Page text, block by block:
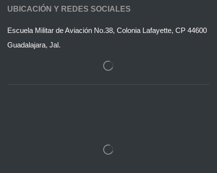
UBICACIÓN Y REDES SOCIALES
Escuela Militar de Aviación No.38, Colonia Lafayette, CP 44600
Guadalajara, Jal.